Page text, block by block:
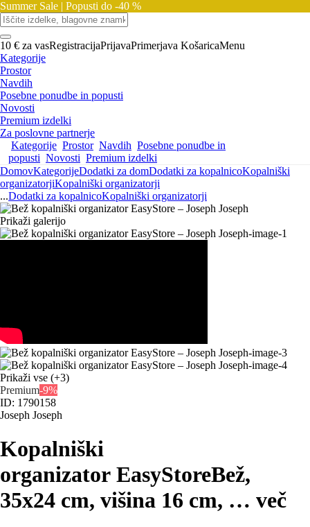
Summer Sale | Popusti do -40 %
10 € za vasRegistracijaPrijavaPrimerjava KošaricaMenu
Kategorije
Prostor
Navdih
Posebne ponudbe in popusti
Novosti
Premium izdelki
Za poslovne partnerje
Kategorije Prostor Navdih Posebne ponudbe in
popusti Novosti Premium izdelki
DomovKategorijeDodatki za domDodatki za kopalnicoKopalniški
organizatorjiKopalniški organizatorji
...Dodatki za kopalnicoKopalniški organizatorji
Prikaži galerijo
Prikaži vse (+3)
Premium-9%
ID: 1790158
Joseph Joseph
Kopalniški
organizator EasyStoreBež,
35x24 cm, višina 16 cm, … več